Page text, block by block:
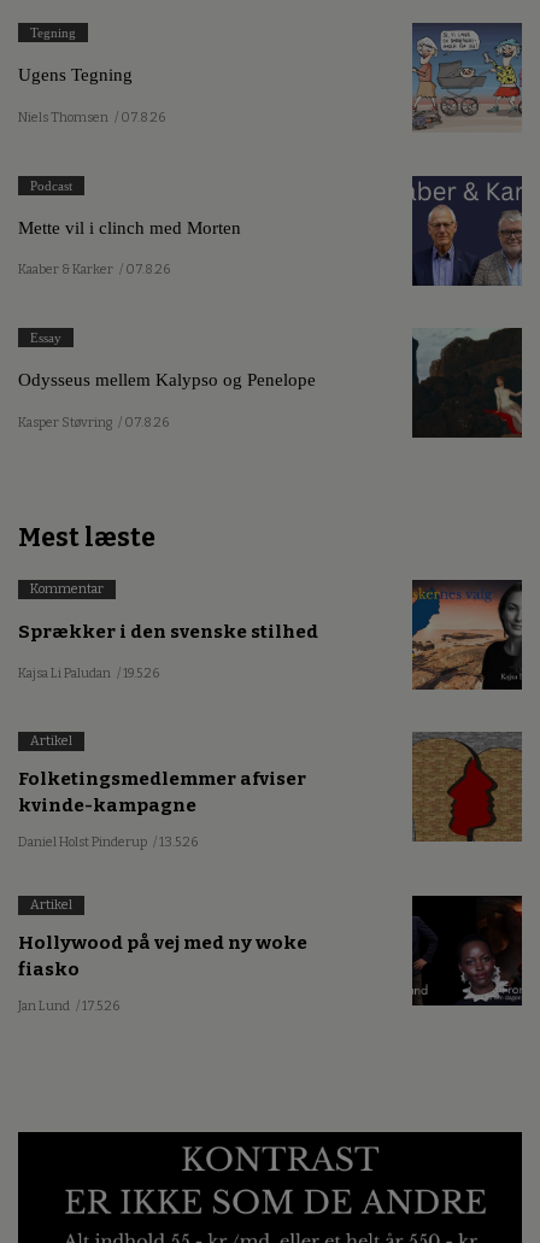
Tegning
Ugens Tegning
Niels Thomsen / 07.8.26
Podcast
Mette vil i clinch med Morten
Kaaber & Karker / 07.8.26
Essay
Odysseus mellem Kalypso og Penelope
Kasper Støvring / 07.8.26
Mest læste
Kommentar
Sprækker i den svenske stilhed
Kajsa Li Paludan / 19.5.26
Artikel
Folketingsmedlemmer afviser
kvinde-kampagne
Daniel Holst Pinderup / 13.5.26
Artikel
Hollywood på vej med ny woke
fiasko
Jan Lund / 17.5.26